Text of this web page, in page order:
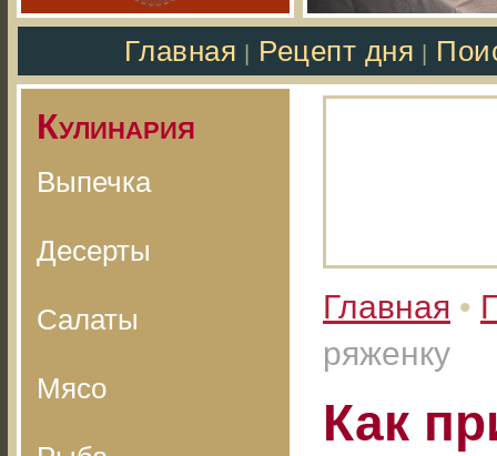
Главная Рецепт дня
Кулинария
Выпечка
Десерты
Салаты
Мясо
Главная •
ряженку
Как